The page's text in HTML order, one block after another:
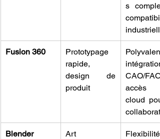
s
Fusion 360
Prototypage
rapide,
design de
produit
intégration
CAO/FAO,
accès
cloud
Blender
Art
Flexibilité,